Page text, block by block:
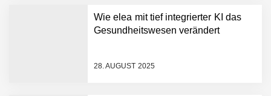
Wie elea mit tief integrierter KI das
Gesundheitswesen verändert
28. AUGUST 2025
AI Health-Tech Startup
TERN Group sammelt 33
Gesundheitsnotstand zu